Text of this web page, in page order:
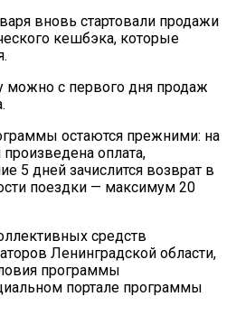
вновь стартовали продажи
кешбэка, которые
можно с первого дня продаж
остаются прежними: на
оплата,
5 дней зачислится возврат в
поездки — максимум 20
средств
Ленинградской области,
программы
портале программы